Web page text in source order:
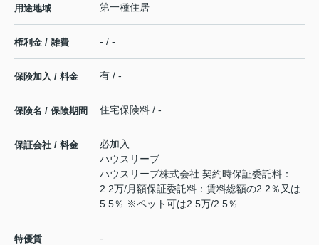
用途地域 第一種住居
権利金 / 雑費 - / -
保険加入 / 料金 有 / -
保険名 / 保険期間 住宅保険料 / -
保証会社 / 料金
必加入
ハウスリーブ
ハウスリーブ株式会社 契約時保証委託料：
2.2万/月額保証委託料：賃料総額の2.2％又は
5.5％ ※ペット可は2.5万/2.5％
特優賃 -